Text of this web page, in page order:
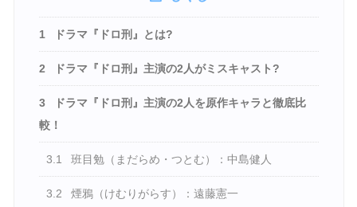
1 ドラマ『ドロ刑』とは?
2 ドラマ『ドロ刑』主演の2人がミスキャスト?
3
ドラマ『ドロ刑』主演の2人を原作キャラと徹底比
較！
3.1 班目勉（まだらめ・つとむ）：中島健人
3.2 煙鴉（けむりがらす）：遠藤憲一